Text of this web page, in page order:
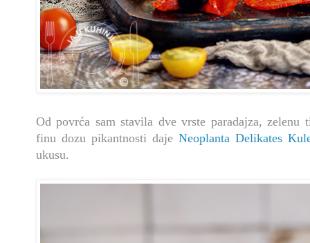
Od povrća sam stavila dve vrste paradajza,
finu dozu pikantnosti daje Neoplanta Delikates
ukusu.